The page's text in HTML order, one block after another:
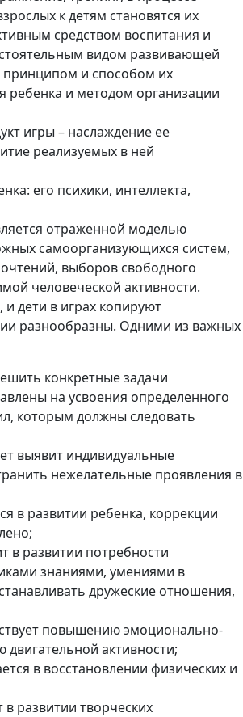
к детям становятся их
средством воспитания и
видом развивающей
принципом и способом их
ребенка и методом организации
игры – наслаждение ее
реализуемых в ней
его психики, интеллекта,
отраженной моделью
самоорганизующихся систем,
выборов свободного
человеческой активности.
и дети в играх копируют
разнообразны. Одними из важных
конкретные задачи
на усвоения определенного
которым должны следовать
выявит индивидуальные
нежелательные проявления в
в развитии ребенка, коррекции
в развитии потребности
знаниями, умениями в
дружеские отношения,
повышению эмоционально-
активности;
в восстановлении физических и
в развитии творческих